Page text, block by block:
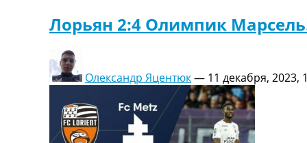
Лорьян 2:4 Олимпик
Олександр Яцентюк— 11 декабря, 2023,